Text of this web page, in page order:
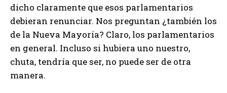
dicho claramente que esos parlamentarios
debieran renunciar. Nos preguntan ¿también los
de la Nueva Mayoría? Claro, los parlamentarios
en general. Incluso si hubiera uno nuestro,
chuta, tendría que ser, no puede ser de otra
manera.